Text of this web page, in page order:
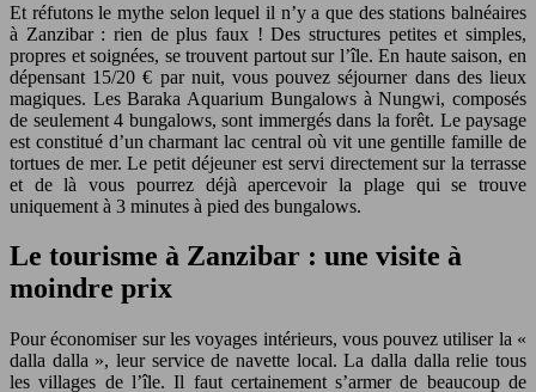
Et réfutons le mythe selon lequel il n’y a que des stations balnéaires
à Zanzibar : rien de plus faux ! Des structures petites et simples,
propres et soignées, se trouvent partout sur l’île. En haute saison, en
dépensant 15/20 € par nuit, vous pouvez séjourner dans des lieux
magiques. Les Baraka Aquarium Bungalows à Nungwi, composés
de seulement 4 bungalows, sont immergés dans la forêt. Le paysage
est constitué d’un charmant lac central où vit une gentille famille de
tortues de mer. Le petit déjeuner est servi directement sur la terrasse
et de là vous pourrez déjà apercevoir la plage qui se trouve
uniquement à 3 minutes à pied des bungalows.
Le tourisme à Zanzibar : une visite à
moindre prix
Pour économiser sur les voyages intérieurs, vous pouvez utiliser la «
dalla dalla », leur service de navette local. La dalla dalla relie tous
les villages de l’île. Il faut certainement s’armer de beaucoup de